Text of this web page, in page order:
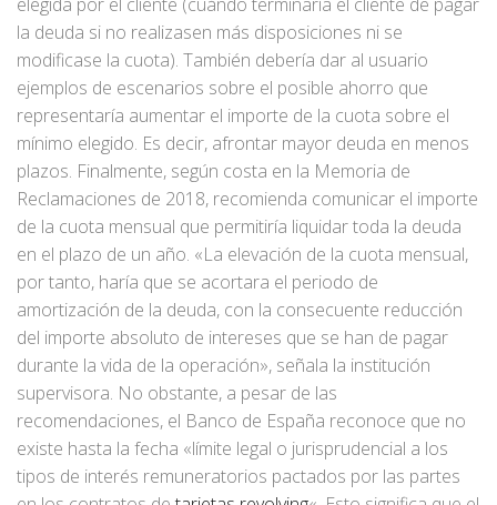
la deuda si no realizasen más disposiciones ni se
modificase la cuota). También debería dar al usuario
ejemplos de escenarios sobre el posible ahorro que
representaría aumentar el importe de la cuota sobre el
mínimo elegido. Es decir, afrontar mayor deuda en menos
plazos. Finalmente, según costa en la Memoria de
Reclamaciones de 2018, recomienda comunicar el importe
de la cuota mensual que permitiría liquidar toda la deuda
en el plazo de un año. «La elevación de la cuota mensual,
por tanto, haría que se acortara el periodo de
amortización de la deuda, con la consecuente reducción
del importe absoluto de intereses que se han de pagar
durante la vida de la operación», señala la institución
supervisora. No obstante, a pesar de las
recomendaciones, el Banco de España reconoce que no
existe hasta la fecha «límite legal o jurisprudencial a los
tipos de interés remuneratorios pactados por las partes